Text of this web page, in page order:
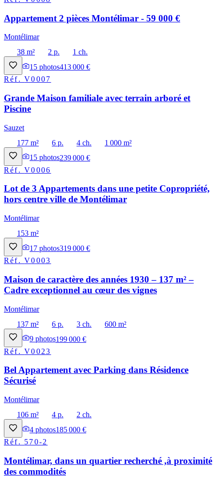
Appartement 2 pièces Montélimar - 59 000 €
Montélimar
38 m²
2 p.
1 ch.
15 photos413 000 €
Réf.V0007
Grande Maison familiale avec terrain arboré et
Piscine
Sauzet
177 m²
6 p. 4 ch.
1 000 m²
15 photos239 000 €
Réf.V0006
Lot de 3 Appartements dans une petite Copropriété,
hors centre ville de Montélimar
Montélimar
153 m²
17 photos319 000 €
Réf.V0003
Maison de caractère des années 1930 – 137 m² –
Cadre exceptionnel au cœur des vignes
Montélimar
137 m²
6 p. 3 ch.
600 m²
9 photos199 000 €
Réf.V0023
Bel Appartement avec Parking dans Résidence
Sécurisé
Montélimar
106 m²
4 p.
2 ch.
4 photos185 000 €
Réf. 570-2
Montélimar, dans un quartier recherché ,à proximité
des commodités